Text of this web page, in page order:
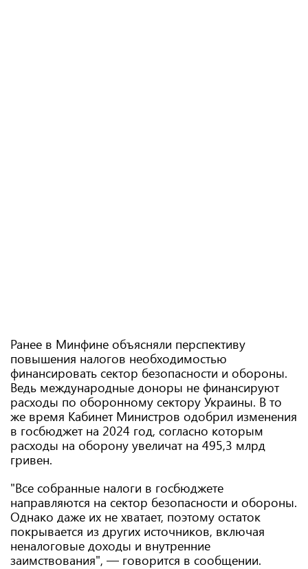
Ранее в Минфине объясняли перспективу
повышения налогов необходимостью
финансировать сектор безопасности и обороны.
Ведь международные доноры не финансируют
расходы по оборонному сектору Украины. В то
же время Кабинет Министров одобрил изменения
в госбюджет на 2024 год, согласно которым
расходы на оборону увеличат на 495,3 млрд
гривен.
"Все собранные налоги в госбюджете
направляются на сектор безопасности и обороны.
Однако даже их не хватает, поэтому остаток
покрывается из других источников, включая
неналоговые доходы и внутренние
заимствования", — говорится в сообщении.